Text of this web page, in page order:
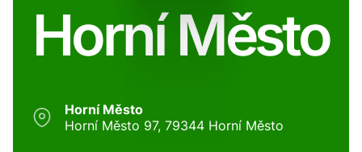
Horní Město
Horní Město
Horní Město 97, 79344 Horní Město